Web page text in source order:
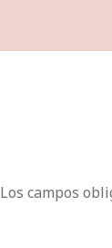
Los campos